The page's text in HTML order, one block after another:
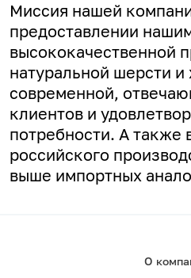
Миссия нашей
предоставлении
высококачественной
натуральной шерсти и
современной,
клиентов и
потребности. А также
российского
выше импортных
О